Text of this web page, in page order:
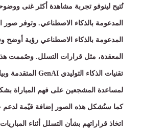
تُتيح لينوفو تجربة مشاهدة أكثر غنى
المدعومة بالذكاء الاصطناعي. وتوفر صور
المدعومة بالذكاء الاصطناعي رؤية أوضح
المعقدة، مثل قرارات التسلل. وصُممت
تقنيات الذكاء التوليدي GenAI المتقدمة
لمساعدة المشجعين على فهم المباراة
كما ستُشكل هذه الصور إضافة قيّمة لدعم
اتخاذ قراراتهم بشأن التسلل أثناء المباريات